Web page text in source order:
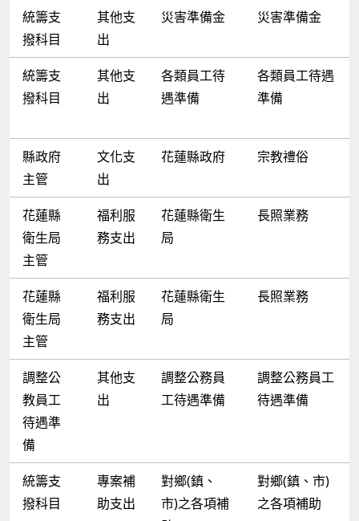
統籌支
撥科目
其他支
出
災害準備金 災害準備金
統籌支
撥科目
其他支
出
各類員工待
遇準備
各類員工待遇
準備
縣政府
主管
文化支
出
花蓮縣政府 宗教禮俗
花蓮縣
衛生局
主管
福利服
務支出
花蓮縣衛生
局
長照業務
花蓮縣
衛生局
主管
福利服
務支出
花蓮縣衛生
局
長照業務
調整公
教員工
待遇準
備
其他支
出
調整公務員
工待遇準備
調整公務員工
待遇準備
統籌支
撥科目
專案補
助支出
對鄉(鎮、
市)之各項補
對鄉(鎮、市)
之各項補助